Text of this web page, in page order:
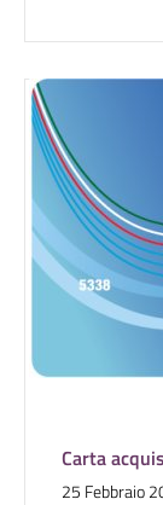
Carta
25 Febbraio